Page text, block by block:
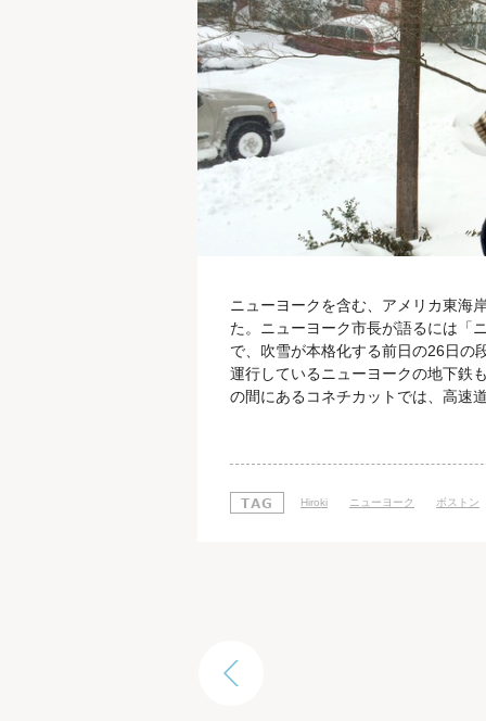
ニューヨークを含む、アメリカ東海
た。ニューヨーク市長が語るには「
で、吹雪が本格化する前日の26日の
運行しているニューヨークの地下鉄
の間にあるコネチカットでは、高速
一夜明けてみると、確かに30cmほ
Hiroki ニューヨーク ボストン